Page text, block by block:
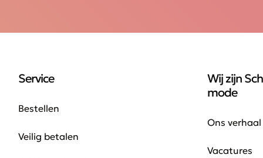
Service
Bestellen
Veilig betalen
Wij zijn
mode
Ons verhaal
Vacatures